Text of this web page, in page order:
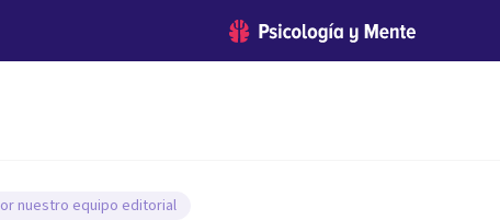
nuestro equipo editorial